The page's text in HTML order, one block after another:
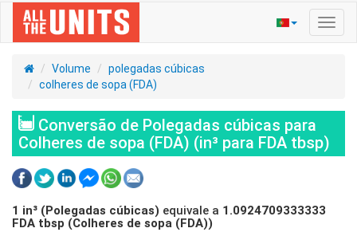
Volume
polegadas cúbicas
colheres de sopa (FDA)
Conversão de Polegadas cúbicas para
Colheres de sopa (FDA) (in³ para FDA tbsp)
1 in³ (Polegadas cúbicas) equivale a 1.0924709333333
FDA tbsp (Colheres de sopa (FDA))